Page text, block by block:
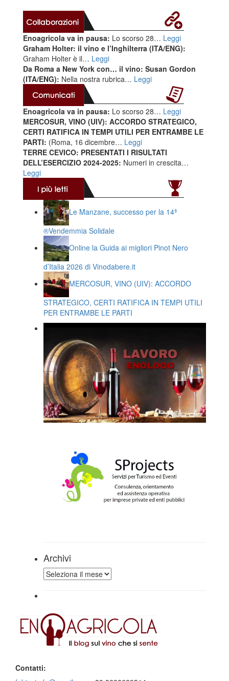
Enoagricola va in pausa: Lo scorso 28… Leggi
Graham Holter: il vino e l’Inghilterra (ITA/ENG):
Graham Holter è il… Leggi
Da Roma a New York con… il vino: Susan Gordon
(ITA/ENG): Nella nostra rubrica… Leggi
Enoagricola va in pausa: Lo scorso 28… Leggi
MERCOSUR, VINO (UIV): ACCORDO STRATEGICO,
CERTI RATIFICA IN TEMPI UTILI PER ENTRAMBE LE
PARTI: (Roma, 16 dicembre… Leggi
TERRE CEVICO: PRESENTATI I RISULTATI
DELL’ESERCIZIO 2024-2025: Numeri in crescita…
Leggi
Le Manzane, successo per la 14ª
®️Vendemmia Solidale
Online la Guida ai migliori Pinot Nero
d’Italia 2026 di Vinodabere.it
MERCOSUR, VINO (UIV): ACCORDO
STRATEGICO, CERTI RATIFICA IN TEMPI UTILI
PER ENTRAMBE LE PARTI
Archivi
Archivi
Contatti: